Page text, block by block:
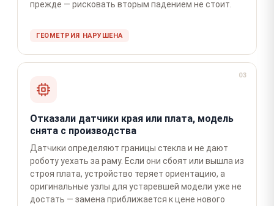
прежде — рисковать вторым падением не стоит.
ГЕОМЕТРИЯ НАРУШЕНА
03
Отказали датчики края или плата, модель
снята с производства
Датчики определяют границы стекла и не дают
роботу уехать за раму. Если они сбоят или вышла из
строя плата, устройство теряет ориентацию, а
оригинальные узлы для устаревшей модели уже не
достать — замена приближается к цене нового